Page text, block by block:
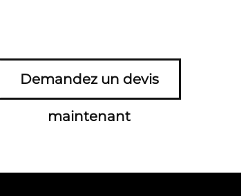
Demandez un devis
maintenant